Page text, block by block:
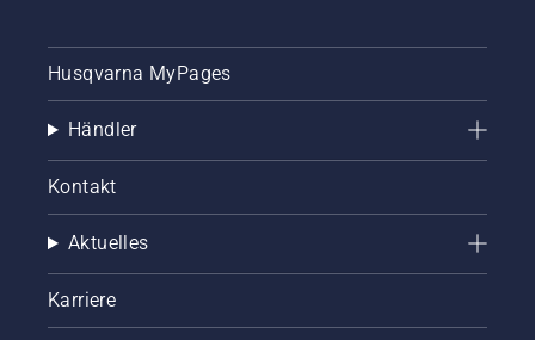
Husqvarna MyPages
Händler
Kontakt
Aktuelles
Karriere